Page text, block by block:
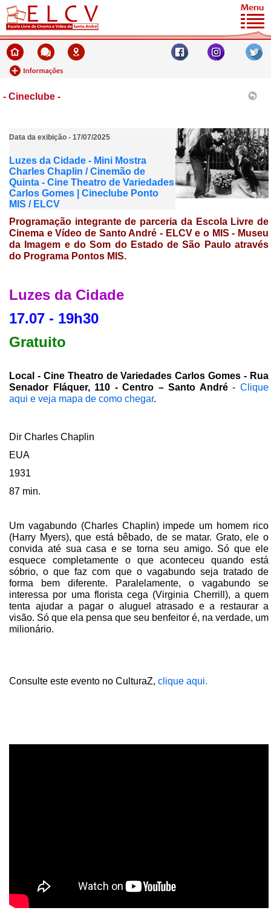
- Cineclube -
Data da exibição - 17/07/2025
Luzes da Cidade - Mini Mostra
Charles Chaplin / Cinemão de
Quinta - Cine Theatro de Variedades
Carlos Gomes | Cineclube Ponto
MIS / ELCV
Programação integrante de parceria da Escola Livre de
Cinema e Vídeo de Santo André - ELCV e o MIS - Museu
da Imagem e do Som do Estado de São Paulo através
do Programa Pontos MIS.
Luzes da Cidade
17.07 - 19h30
Gratuito
Local - Cine Theatro de Variedades Carlos Gomes - Rua
Senador Fláquer, 110 - Centro – Santo André-Clique
aqui e veja mapa de como chegar.
Dir Charles Chaplin
EUA
1931
87 min.
Um vagabundo (Charles Chaplin) impede um homem rico
(Harry Myers), que está bêbado, de se matar. Grato, ele o
convida até sua casa e se torna seu amigo. Só que ele
esquece completamente o que aconteceu quando está
sóbrio, o que faz com que o vagabundo seja tratado de
forma bem diferente. Paralelamente, o vagabundo se
interessa por uma florista cega (Virginia Cherrill), a quem
tenta ajudar a pagar o aluguel atrasado e a restaurar a
visão. Só que ela pensa que seu benfeitor é, na verdade, um
milionário.
Consulte este evento no CulturaZ, clique aqui.